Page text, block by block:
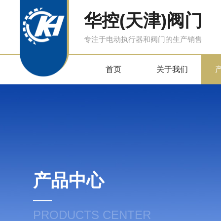
华控(天津)阀门
专注于电动执行器和阀门的生产销售
首页 关于我们
产品中心
PRODUCTS CENTER